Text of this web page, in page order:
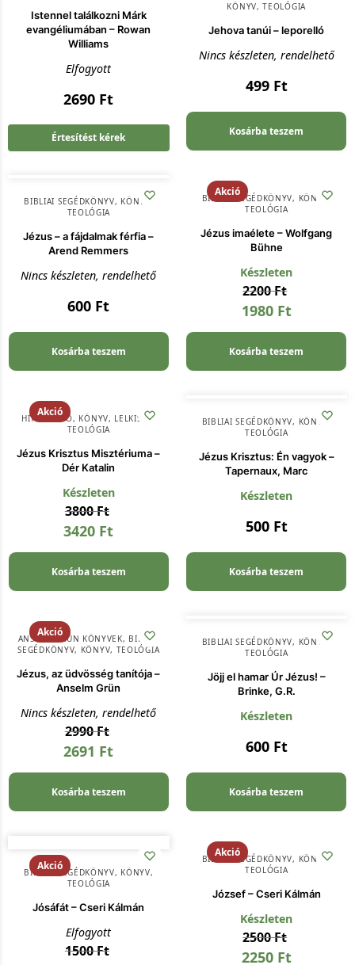
Istennel találkozni Márk
evangéliumában – Rowan
Williams
Elfogyott
2690 Ft
Értesítést kérek
KÖNYV,TEOLÓGIA
Jehova tanúi – leporelló
Nincs készleten, rendelhető
499 Ft
Kosárba teszem
BIBLIAI SEGÉDKÖNYV, KÖNYV,
TEOLÓGIA
Jézus – a fájdalmak férfia –
Arend Remmers
Nincs készleten, rendelhető
600 Ft
Kosárba teszem
Akció
BIBLIAI SEGÉDKÖNYV, KÖNYV,
TEOLÓGIA
Jézus imaélete – Wolfgang
Bühne
Készleten
2200Ft
1980 Ft
Kosárba teszem
Akció
HITERŐSÍTŐ, KÖNYV, LELKISÉG,
TEOLÓGIA
Jézus Krisztus Misztériuma –
Dér Katalin
Készleten
3800Ft
3420 Ft
Kosárba teszem
BIBLIAI SEGÉDKÖNYV, KÖNYV,
TEOLÓGIA
Jézus Krisztus: Én vagyok –
Tapernaux, Marc
Készleten
500 Ft
Kosárba teszem
Akció
ANSELM GRÜN KÖNYVEK, BIBLIAI
SEGÉDKÖNYV, KÖNYV, TEOLÓGIA
Jézus, az üdvösség tanítója –
Anselm Grün
Nincs készleten, rendelhető
2990Ft
2691 Ft
Kosárba teszem
BIBLIAI SEGÉDKÖNYV, KÖNYV,
TEOLÓGIA
Jöjj el hamar Úr Jézus! –
Brinke, G.R.
Készleten
600 Ft
Kosárba teszem
Akció
BIBLIAI SEGÉDKÖNYV, KÖNYV,
TEOLÓGIA
Jósáfát – Cseri Kálmán
Elfogyott
1500Ft
Akció
BIBLIAI SEGÉDKÖNYV, KÖNYV,
TEOLÓGIA
József – Cseri Kálmán
Készleten
2500Ft
2250 Ft